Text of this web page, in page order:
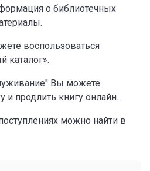
о библиотечных
воспользоваться
каталог».
Вы можете
и продлить книгу онлайн.
можно найти в